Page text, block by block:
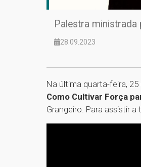
Palestra ministrada
28.09.2023
Na última quarta-feira,
Como Cultivar Força
Grangeiro. Para assistir